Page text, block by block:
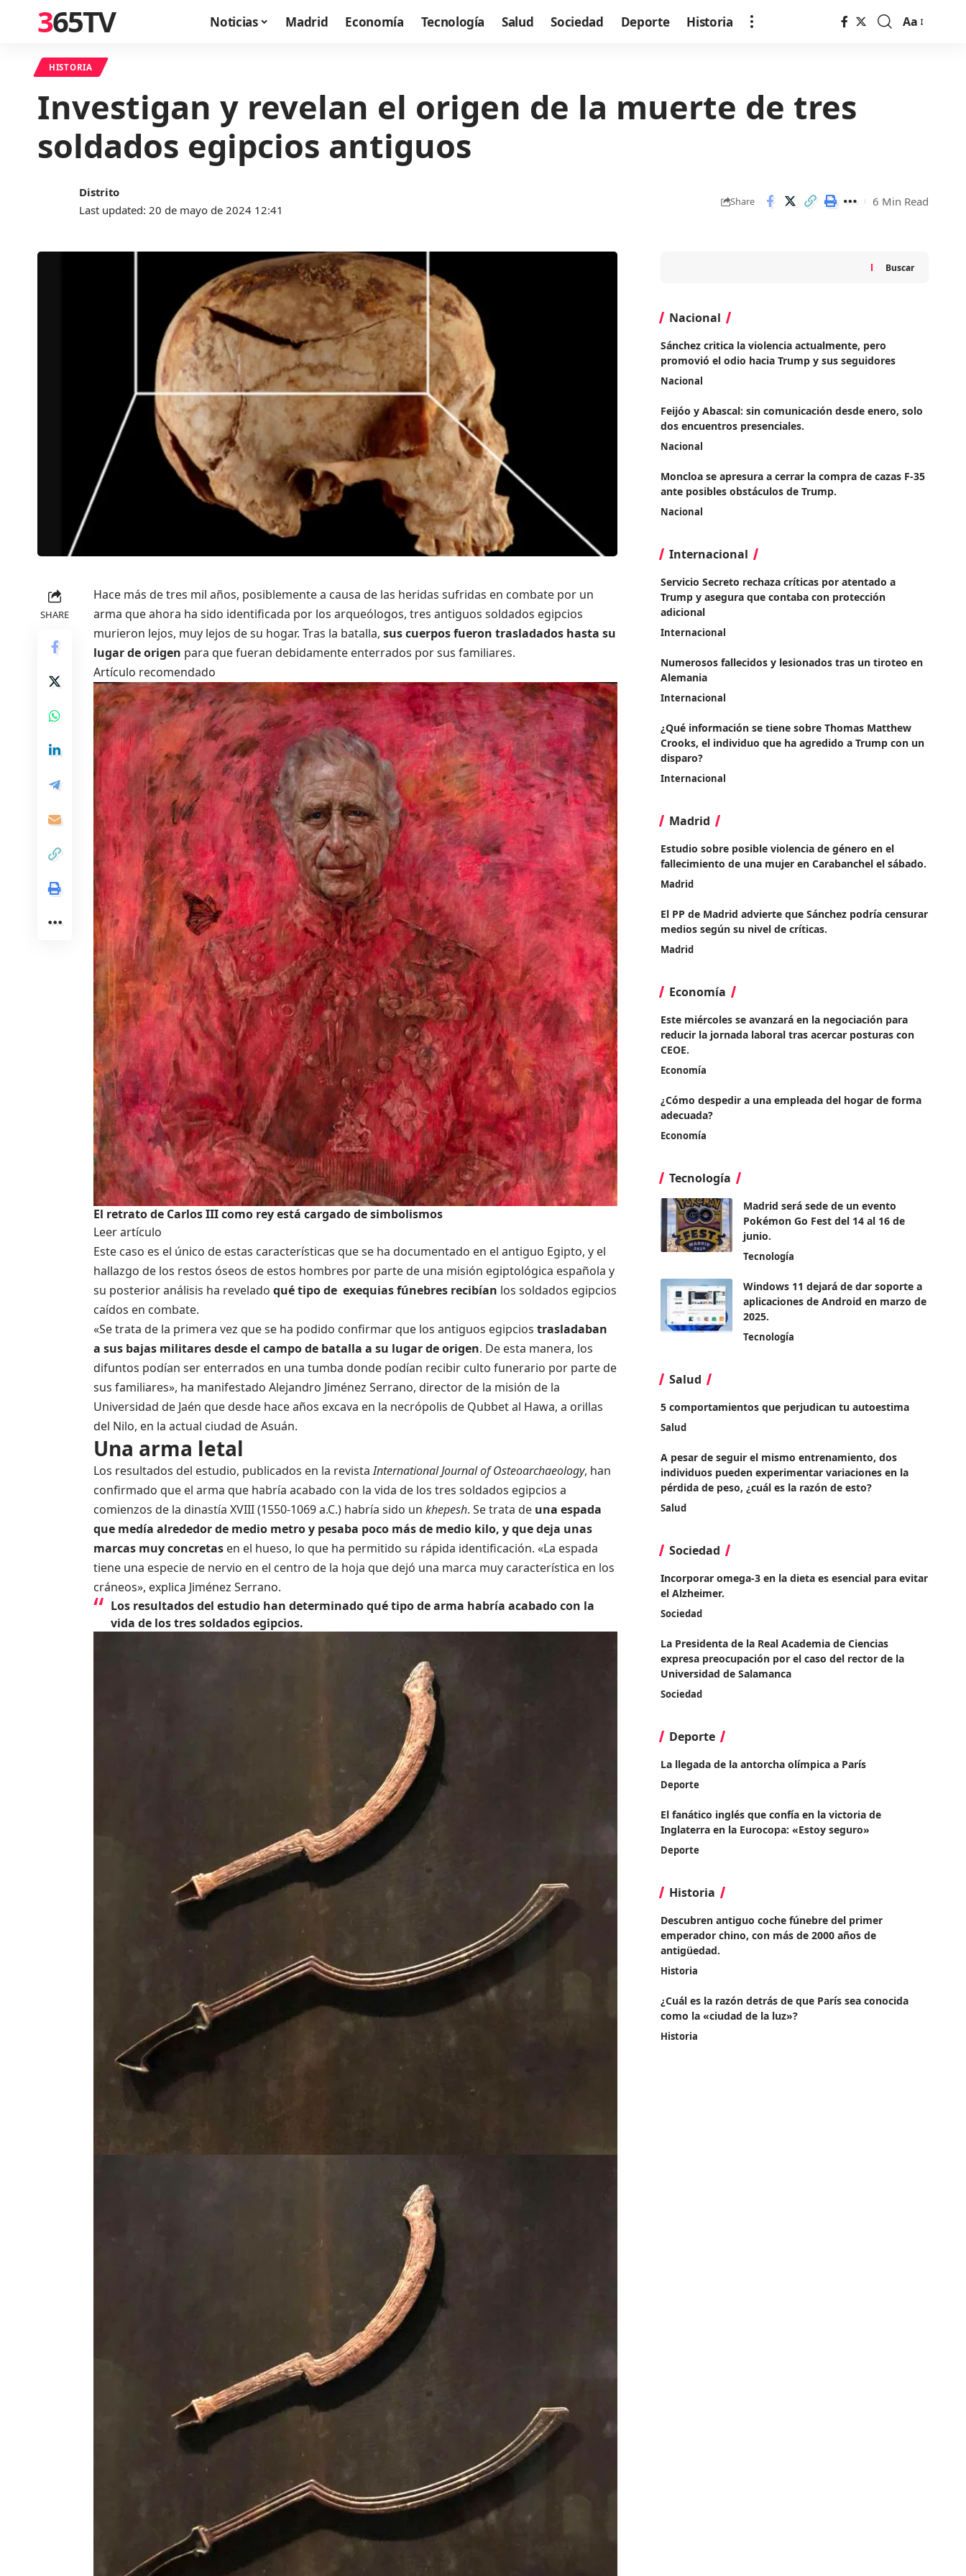
365TV Noticias Madrid Economía Tecnología Salud Sociedad Deporte Historia
Font
Aa
HISTORIA
Investigan y revelan el origen de la muerte de tres
soldados egipcios antiguos
Last updated: 20 de mayo de 2024 12:41
Distrito
Share 6 Min Read
SHARE
Hace más de tres mil años, posiblemente a causa de las heridas sufridas en combate por un
arma que ahora ha sido identificada por los arqueólogos, tres antiguos soldados egipcios
murieron lejos, muy lejos de su hogar. Tras la batalla, sus cuerpos fueron trasladados hasta su
lugar de origen para que fueran debidamente enterrados por sus familiares.
Artículo recomendado
El retrato de Carlos III como rey está cargado de simbolismos
Leer artículo
Este caso es el único de estas características que se ha documentado en el antiguo Egipto, y el
hallazgo de los restos óseos de estos hombres por parte de una misión egiptológica española y
su posterior análisis ha revelado qué tipo de exequias fúnebres recibían los soldados egipcios
caídos en combate.
«Se trata de la primera vez que se ha podido confirmar que los antiguos egipcios trasladaban
a sus bajas militares desde el campo de batalla a su lugar de origen. De esta manera, los
difuntos podían ser enterrados en una tumba donde podían recibir culto funerario por parte de
sus familiares», ha manifestado Alejandro Jiménez Serrano, director de la misión de la
Universidad de Jaén que desde hace años excava en la necrópolis de Qubbet al Hawa, a orillas
del Nilo, en la actual ciudad de Asuán.
Una arma letal
Los resultados del estudio, publicados en la revistaInternational Journal of Osteoarchaeology, han
confirmado que el arma que habría acabado con la vida de los tres soldados egipcios a
comienzos de la dinastía XVIII (1550-1069 a.C.) habría sido un khepesh. Se trata de una espada
que medía alrededor de medio metro y pesaba poco más de medio kilo, y que deja unas
marcas muy concretas en el hueso, lo que ha permitido su rápida identificación. «La espada
tiene una especie de nervio en el centro de la hoja que dejó una marca muy característica en los
cráneos», explica Jiménez Serrano.
Los resultados del estudio han determinado qué tipo de arma habría acabado con la
vida de los tres soldados egipcios.
Buscar
Nacional
Sánchez critica la violencia actualmente, pero
promovió el odio hacia Trump y sus seguidores
Nacional
Feijóo y Abascal: sin comunicación desde enero, solo
dos encuentros presenciales.
Nacional
Moncloa se apresura a cerrar la compra de cazas F-35
ante posibles obstáculos de Trump.
Nacional
Internacional
Servicio Secreto rechaza críticas por atentado a
Trump y asegura que contaba con protección
adicional
Internacional
Numerosos fallecidos y lesionados tras un tiroteo en
Alemania
Internacional
¿Qué información se tiene sobre Thomas Matthew
Crooks, el individuo que ha agredido a Trump con un
disparo?
Internacional
Madrid
Estudio sobre posible violencia de género en el
fallecimiento de una mujer en Carabanchel el sábado.
Madrid
El PP de Madrid advierte que Sánchez podría censurar
medios según su nivel de críticas.
Madrid
Economía
Este miércoles se avanzará en la negociación para
reducir la jornada laboral tras acercar posturas con
CEOE.
Economía
¿Cómo despedir a una empleada del hogar de forma
adecuada?
Economía
Tecnología
Madrid será sede de un evento
Pokémon Go Fest del 14 al 16 de
junio.
Tecnología
Windows 11 dejará de dar soporte a
aplicaciones de Android en marzo de
2025.
Tecnología
Salud
5 comportamientos que perjudican tu autoestima
Salud
A pesar de seguir el mismo entrenamiento, dos
individuos pueden experimentar variaciones en la
pérdida de peso, ¿cuál es la razón de esto?
Salud
Sociedad
Incorporar omega-3 en la dieta es esencial para evitar
el Alzheimer.
Sociedad
La Presidenta de la Real Academia de Ciencias
expresa preocupación por el caso del rector de la
Universidad de Salamanca
Sociedad
Deporte
La llegada de la antorcha olímpica a París
Deporte
El fanático inglés que confía en la victoria de
Inglaterra en la Eurocopa: «Estoy seguro»
Deporte
Historia
Descubren antiguo coche fúnebre del primer
emperador chino, con más de 2000 años de
antigüedad.
Historia
¿Cuál es la razón detrás de que París sea conocida
como la «ciudad de la luz»?
Historia